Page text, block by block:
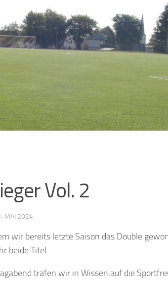
Vol. 2
MAI 2024
wir bereits letzte Saison das Double
beide Titel.
trafen wir in Wissen auf die